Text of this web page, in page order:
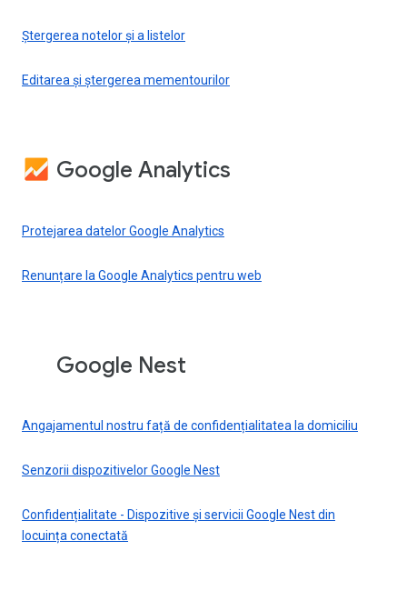
Ștergerea notelor și a listelor
Editarea și ștergerea mementourilor
Google Analytics
Protejarea datelor Google Analytics
Renunțare la Google Analytics pentru web
Google Nest
Angajamentul nostru față de confidențialitatea la domiciliu
Senzorii dispozitivelor Google Nest
Confidențialitate - Dispozitive și servicii Google Nest din
locuința conectată